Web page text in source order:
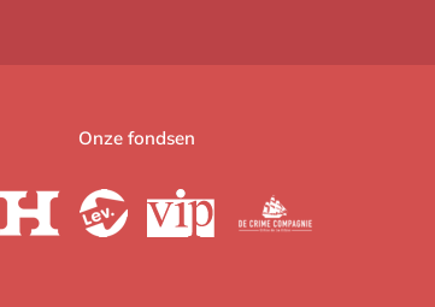
Onze fondsen